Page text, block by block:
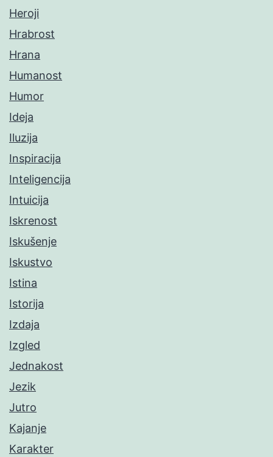
Heroji
Hrabrost
Hrana
Humanost
Humor
Ideja
Iluzija
Inspiracija
Inteligencija
Intuicija
Iskrenost
Iskušenje
Iskustvo
Istina
Istorija
Izdaja
Izgled
Jednakost
Jezik
Jutro
Kajanje
Karakter